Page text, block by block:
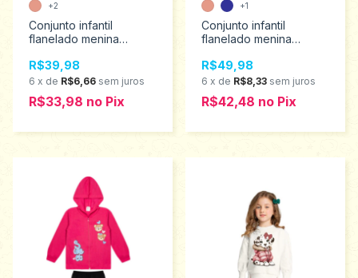
Conjunto infantil
flanelado menina
2793
R$39,98
6 x de R$6,66 sem juros
R$33,98 no Pix
+2
Conjunto infantil
flanelado menina
8 2801
R$49,98
6 x de R$8,33 sem juros
R$42,48 no Pix
+1